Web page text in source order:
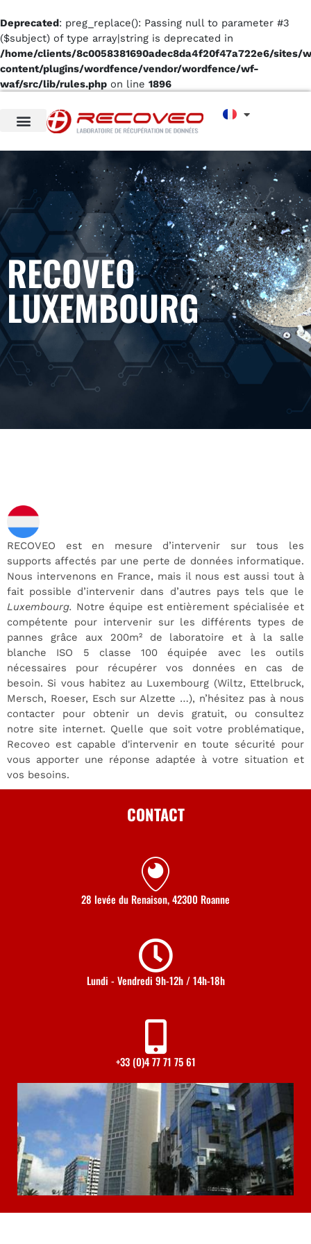
Deprecated: preg_replace(): Passing null to parameter #3
($subject) of type array|string is deprecated in
/home/clients/8c0058381690adec8da4f20f47a722e6/sites/
content/plugins/wordfence/vendor/wordfence/wf-
waf/src/lib/rules.php on line 1896
RECOVEO
LUXEMBOURG
RECOVEO est en mesure d’intervenir sur tous les
supports affectés par une perte de données informatique.
Nous intervenons en France, mais il nous est aussi tout à
fait possible d’intervenir dans d’autres pays tels que le
Luxembourg. Notre équipe est entièrement spécialisée et
compétente pour intervenir sur les différents types de
pannes grâce aux 200m² de laboratoire et à la salle
blanche ISO 5 classe 100 équipée avec les outils
nécessaires pour récupérer vos données en cas de
besoin. Si vous habitez au Luxembourg (Wiltz, Ettelbruck,
Mersch, Roeser, Esch sur Alzette …), n’hésitez pas à nous
contacter pour obtenir un devis gratuit, ou consultez
notre site internet. Quelle que soit votre problématique,
Recoveo est capable d'intervenir en toute sécurité pour
vous apporter une réponse adaptée à votre situation et
vos besoins.
CONTACT
28 levée du Renaison, 42300 Roanne
Lundi - Vendredi 9h-12h / 14h-18h
+33 (0)4 77 71 75 61